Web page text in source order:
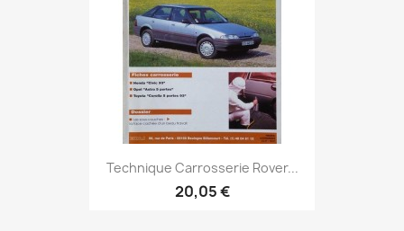
Technique Carrosserie Rover...
20,05 €